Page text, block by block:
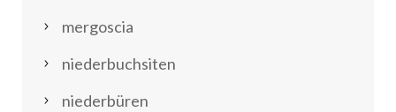
mergoscia
niederbuchsiten
niederbüren